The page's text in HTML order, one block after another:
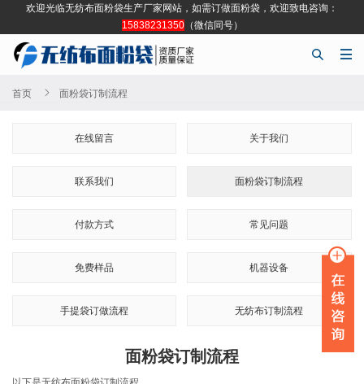
欢迎光临无纺布面粉袋生产厂家网站，如需订做面粉袋，欢迎致电咨询：
15838231350（微信同号）


首页  面粉袋订制流程
在线留言 关于我们
联系我们 面粉袋订制流程
付款方式 常见问题
免费样品 机器设备
手提袋订做流程 无纺布订制流程
面粉袋订制流程